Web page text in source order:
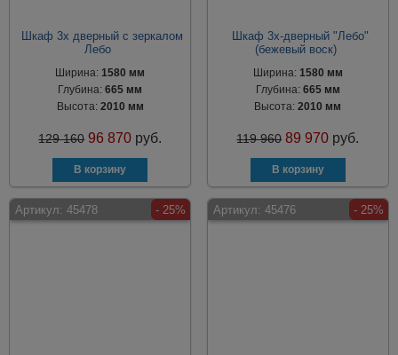
Шкаф 3х дверный с зеркалом
Лебо
Ширина:1580 мм
Глубина:665 мм
Высота: 2010 мм
129 160 96 870 руб.
Шкаф 3х-дверный "Лебо"
(бежевый воск)
Ширина: 1580 мм
Глубина: 665 мм
Высота:2010 мм
119 960 89 970 руб.
Артикул: 45478 - 25% Артикул: 45476 - 25%